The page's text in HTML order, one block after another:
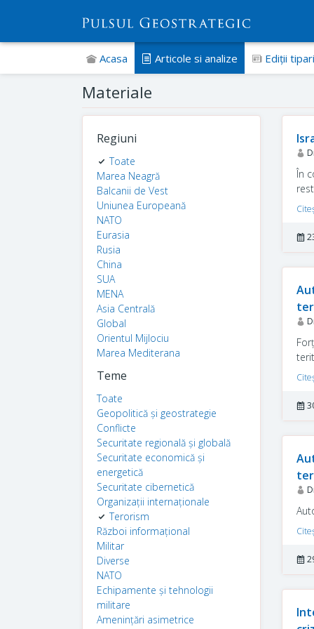
Acasa Articole si analize Ediţii
Materiale
Regiuni
Toate
Marea Neagră
Balcanii de Vest
Uniunea Europeană
NATO
Eurasia
Rusia
China
SUA
MENA
Asia Centrală
Global
Orientul Mijlociu
Marea Mediterana
Teme
Toate
Geopolitică și geostrategie
Conflicte
Securitate regională și globală
Securitate economică și
energetică
Securitate cibernetică
Organizații internaționale
Terorism
Război informațional
Militar
Diverse
NATO
Echipamente și tehnologii
militare
Amenințări asimetrice
În